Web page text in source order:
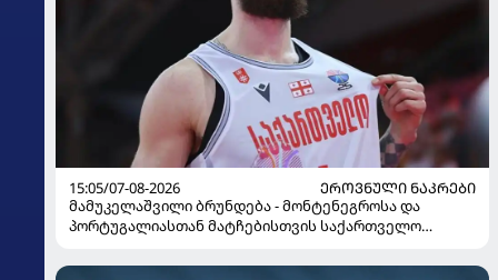
15:05/07-08-2026
ᲔᲠᲝᲕᲜᲣᲚᲘ ᲜᲐᲙᲠᲔᲑᲘ
მამუკელაშვილი ბრუნდება - მონტენეგროსა და
პორტუგალიასთან მატჩებისთვის საქართველო